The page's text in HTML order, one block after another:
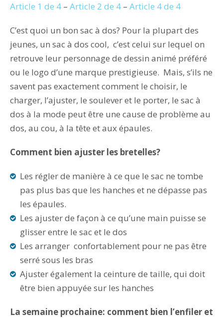
Article 1 de 4 – Article 2 de 4 – Article 4 de 4
C’est quoi un bon sac à dos? Pour la plupart des
jeunes, un sac à dos cool, c’est celui sur lequel on
retrouve leur personnage de dessin animé préféré
ou le logo d’une marque prestigieuse. Mais, s’ils ne
savent pas exactement comment le choisir, le
charger, l’ajuster, le soulever et le porter, le sac à
dos à la mode peut être une cause de problème au
dos, au cou, à la tête et aux épaules.
Comment bien ajuster les bretelles?
Les régler de manière à ce que le sac ne tombe
pas plus bas que les hanches et ne dépasse pas
les épaules.
Les ajuster de façon à ce qu’une main puisse se
glisser entre le sac et le dos
Les arranger confortablement pour ne pas être
serré sous les bras
Ajuster également la ceinture de taille, qui doit
être bien appuyée sur les hanches
La semaine prochaine: comment bien l’enfiler et